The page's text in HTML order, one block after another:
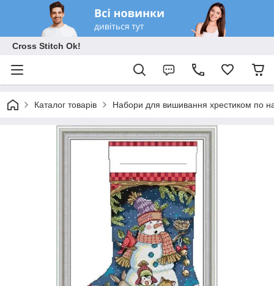
Cross Stitch Ok!
Каталог товарів Набори для вишивання хрестиком по